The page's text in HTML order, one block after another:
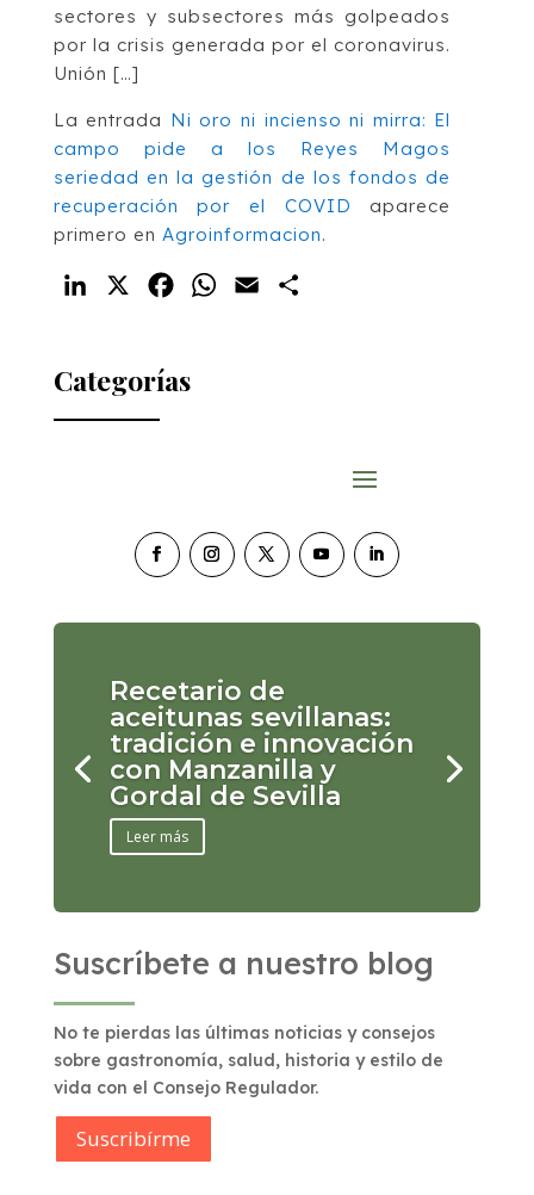
sectores y subsectores más golpeados
por la crisis generada por el coronavirus.
Unión […]
La entrada Ni oro ni incienso ni mirra: El
campo pide a los Reyes Magos
seriedad en la gestión de los fondos de
recuperación por el COVID aparece
primero en Agroinformacion.
LinkedIn FacebookWhatsApp
Email
Categorías
Recetario de
aceitunas sevillanas:
tradición e innovación
con Manzanilla y
Gordal de Sevilla
Leer más
Suscríbete a nuestro blog
No te pierdas las últimas noticias y consejos
sobre gastronomía, salud, historia y estilo de
vida con el Consejo Regulador.
Suscribírme